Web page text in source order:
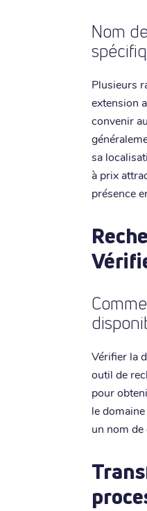
Nom
Plusieurs
extension
convenir
sa
à prix
présence
Vérifier la
outil de
pour
le
un nom